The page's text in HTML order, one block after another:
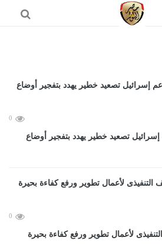
0
تصعيد خطير يهدد بتفجير أوضاع
0
لأعمال تطوير ورفع كفاءة بحيرة